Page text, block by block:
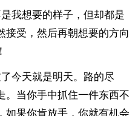
想要的样子，但却都是
接受，然后再朝想要的方向
天就是明天。路的尽
。当你手中抓住一件东西不
如果你肯放手，你就有机会